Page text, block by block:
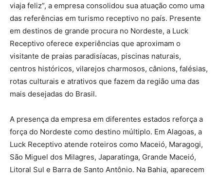
viaja feliz”, a empresa consolidou sua atuação como uma
das referências em turismo receptivo no país. Presente
em destinos de grande procura no Nordeste, a Luck
Receptivo oferece experiências que aproximam o
visitante de praias paradisíacas, piscinas naturais,
centros históricos, vilarejos charmosos, cânions, falésias,
rotas culturais e atrativos que fazem da região uma das
mais desejadas do Brasil.
A presença da empresa em diferentes estados reforça a
força do Nordeste como destino múltiplo. Em Alagoas, a
Luck Receptivo atende roteiros como Maceió, Maragogi,
São Miguel dos Milagres, Japaratinga, Grande Maceió,
Litoral Sul e Barra de Santo Antônio. Na Bahia, aparecem